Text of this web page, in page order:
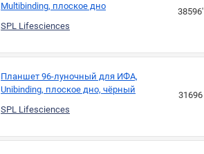
Multibinding, плоское дно
SPL Lifesciences
38596'
Планшет 96-луночный для ИФА,
Unibinding, плоское дно, чёрный
SPL Lifesciences
31696